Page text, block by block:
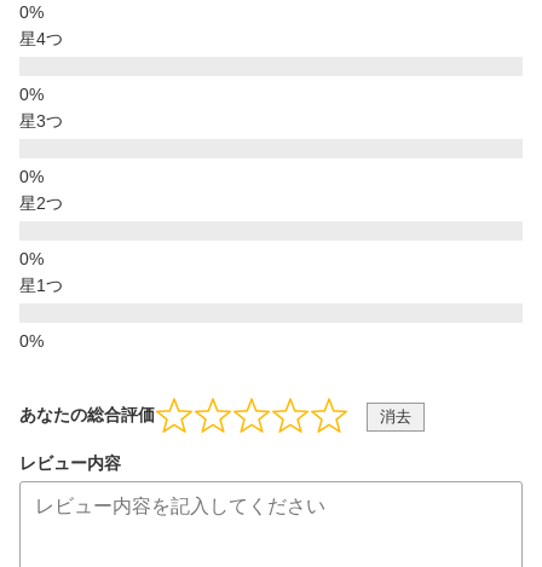
星4つ
星3つ
星2つ
星1つ
あなたの総合評価 消去
レビュー内容